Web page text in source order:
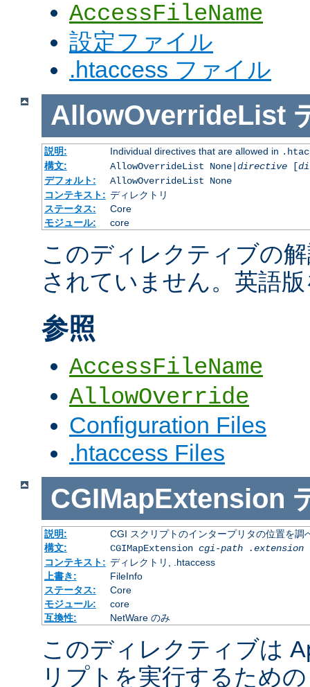
AccessFileName
設定ファイル
.htaccess ファイル
AllowOverrideList
説明: Individual directives that are allowed in
構文:
AllowOverrideList None| directive[
デフォルト:
AllowOverrideList None
コンテキスト: ディレクトリ
ステータス:
Core
モジュール:
core
このディレクティブの
されていません。英語
参照
AccessFileName
AllowOverride
Configuration Files
.htaccess Files
CGIMapExtension
説明:
CGI スクリプトのインタープリタの位置を調
構文:
CGIMapExtension cgi-path
.extension
コンテキスト: ディレクトリ, .htaccess
上書き:
FileInfo
ステータス:
Core
モジュール:
core
互換性:
NetWare のみ
このディレクティブは
リプトを実行するため